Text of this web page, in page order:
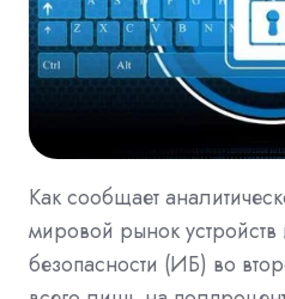
Как сообщает
мировой рынок
безопасности (ИБ) во